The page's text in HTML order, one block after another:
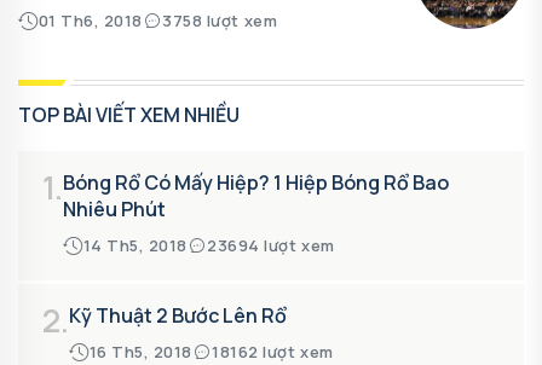
01 Th6, 2018 3758 lượt xem
TOP BÀI VIẾT XEM NHIỀU
1.Bóng Rổ Có Mấy Hiệp? 1 Hiệp Bóng Rổ Bao
Nhiêu Phút
14 Th5, 2018 23694 lượt xem
2.Kỹ Thuật 2 Bước Lên Rổ
16 Th5, 2018 18162 lượt xem